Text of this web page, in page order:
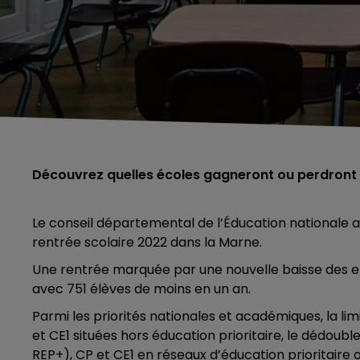
Découvrez quelles écoles gagneront ou
Le conseil départemental de l’Éducation nationale
rentrée scolaire 2022 dans la Marne.
Une rentrée marquée par une nouvelle baisse des
avec 751 élèves de moins en un an.
Parmi les priorités nationales et académiques, la
et CE1 situées hors éducation prioritaire, le
REP+), CP et CE1 en réseaux d’éducation